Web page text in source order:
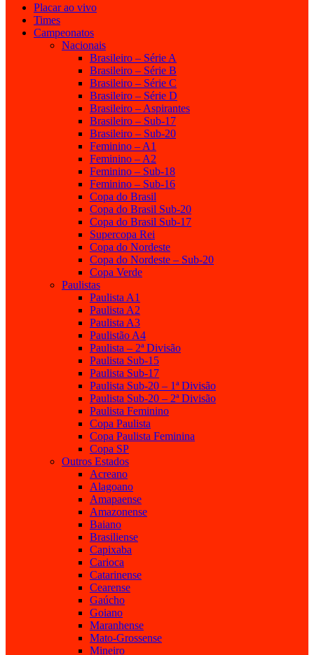
Placar ao vivo
Times
Campeonatos
Nacionais
Brasileiro – Série A
Brasileiro – Série B
Brasileiro – Série C
Brasileiro – Série D
Brasileiro – Aspirantes
Brasileiro – Sub-17
Brasileiro – Sub-20
Feminino – A1
Feminino – A2
Feminino – Sub-18
Feminino – Sub-16
Copa do Brasil
Copa do Brasil Sub-20
Copa do Brasil Sub-17
Supercopa Rei
Copa do Nordeste
Copa do Nordeste – Sub-20
Copa Verde
Paulistas
Paulista A1
Paulista A2
Paulista A3
Paulistão A4
Paulista – 2ª Divisão
Paulista Sub-15
Paulista Sub-17
Paulista Sub-20 – 1ª Divisão
Paulista Sub-20 – 2ª Divisão
Paulista Feminino
Copa Paulista
Copa Paulista Feminina
Copa SP
Outros Estados
Acreano
Alagoano
Amapaense
Amazonense
Baiano
Brasiliense
Capixaba
Carioca
Catarinense
Cearense
Gaúcho
Goiano
Maranhense
Mato-Grossense
Mineiro